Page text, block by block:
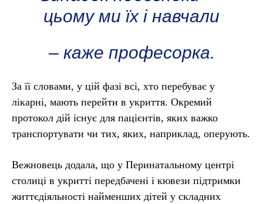
цьому ми їх і навчали
– каже професорка.
За її словами, у цій фазі всі, хто перебуває у
лікарні, мають перейти в укриття. Окремий
протокол дій існує для пацієнтів, яких важко
транспортувати чи тих, яких, наприклад, оперують.
Вежновець додала, що у Перинатальному центрі
столиці в укритті передбачені і кювези підтримки
життєдіяльності найменших дітей у складних